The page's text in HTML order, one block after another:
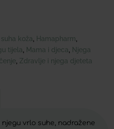
koža Hamapharm
tijela Mama i djeca Njega
Zdravlje i njega djeteta
vrlo suhe, nadražene